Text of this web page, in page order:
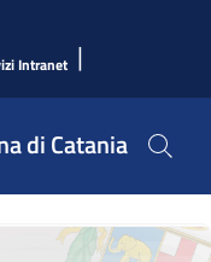
Intranet |
di Catania